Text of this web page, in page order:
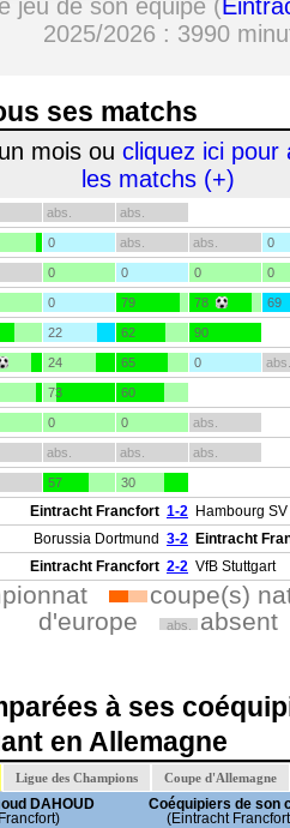
jeu de son équipe (
2025/2026 : 3990
ses matchs
mois ou cliquez ici pour
les matchs (+)
abs. abs.
0 abs. abs. 0
0 0 0 0
0 79 78 69
22 62 90
24 65 0 abs.
73 60
0 0 abs.
abs. abs. abs.
57 30
Eintracht Francfort 1-2 Hambourg SV
Borussia Dortmund 3-2 Eintracht
Eintracht Francfort 2-2 VfB Stuttgart
coupe(s)
d'europe
abs. absent
à ses
en Allemagne
Ligue des Champions Coupe d'Allemagne
DAHOUD
Coéquipiers de son
(Eintracht